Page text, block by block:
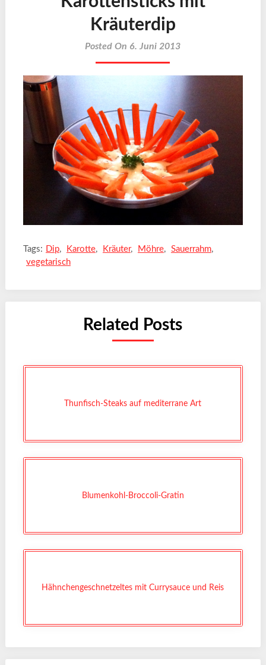
Kräuterdip
Posted On 6. Juni 2013
Tags: Dip, Karotte, Kräuter, Möhre, Sauerrahm,
vegetarisch
Related Posts
Thunfisch-Steaks auf mediterrane Art
Blumenkohl-Broccoli-Gratin
Hähnchengeschnetzeltes mit Currysauce und Reis